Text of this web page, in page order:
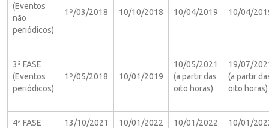
(Eventos
não
periódicos)
1º/03/2018 10/10/2018 10/04/2019 10/04/
3ª FASE
(Eventos
periódicos)
1º/05/2018 10/01/2019
10/05/2021
(a partir das
oito horas)
19/07/
(a partir
oito horas)
4ª FASE
13/10/2021
10/01/2022
10/01/2022
10/01/